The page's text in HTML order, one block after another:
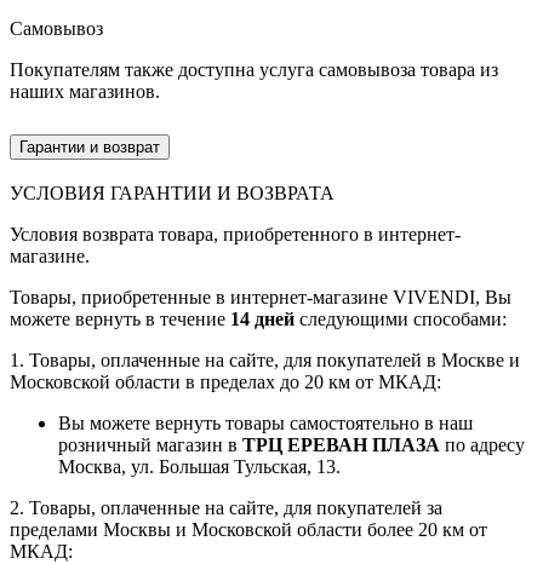
Самовывоз
Покупателям также доступна услуга самовывоза товара из
наших магазинов.
Гарантии и возврат
УСЛОВИЯ ГАРАНТИИ И ВОЗВРАТА
Условия возврата товара, приобретенного в интернет-
магазине.
Товары, приобретенные в интернет-магазине VIVENDI, Вы
можете вернуть в течение 14 дней следующими способами:
1. Товары, оплаченные на сайте, для покупателей в Москве и
Московской области в пределах до 20 км от МКАД:
Вы можете вернуть товары самостоятельно в наш
розничный магазин в ТРЦ ЕРЕВАН ПЛАЗА по адресу
Москва, ул. Большая Тульская, 13.
2. Товары, оплаченные на сайте, для покупателей за
пределами Москвы и Московской области более 20 км от
МКАД: